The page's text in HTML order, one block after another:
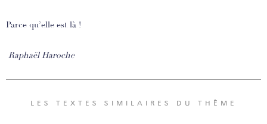
Parce qu’elle est là !
Raphaël Haroche
LES TEXTES SIMILAIRES DU THÈME